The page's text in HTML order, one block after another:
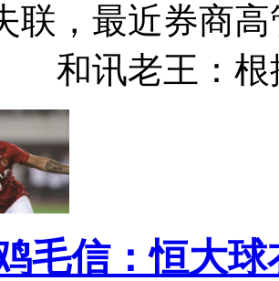
联，最近券商
讯老王：根
毛信：恒大